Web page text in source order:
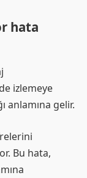
hata
izlemeye
anlamına gelir.
Bu hata,